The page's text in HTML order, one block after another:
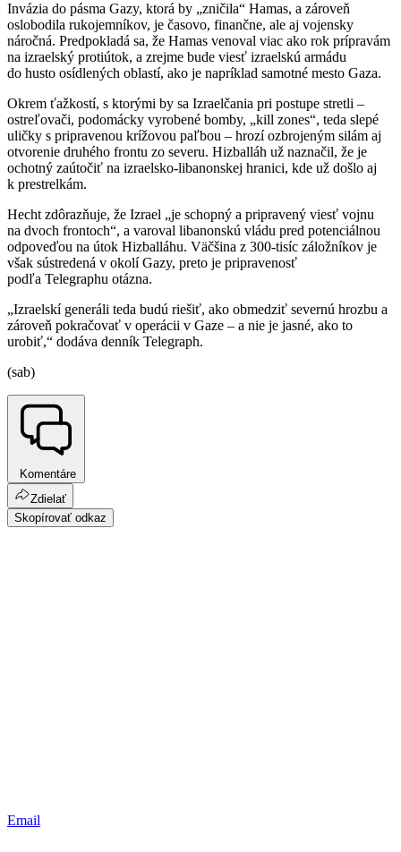
Invázia do pásma Gazy, ktorá by „zničila“ Hamas, a zároveň
oslobodila rukojemníkov, je časovo, finančne, ale aj vojensky
náročná. Predpokladá sa, že Hamas venoval viac ako rok prípravám
na izraelský protiútok, a zrejme bude viesť izraelskú armádu
do husto osídlených oblastí, ako je napríklad samotné mesto Gaza.
Okrem ťažkostí, s ktorými by sa Izraelčania pri postupe stretli –
ostreľovači, podomácky vyrobené bomby, „kill zones“, teda slepé
uličky s pripravenou krížovou paľbou – hrozí ozbrojeným silám aj
otvorenie druhého frontu zo severu. Hizballáh už naznačil, že je
ochotný zaútočiť na izraelsko-libanonskej hranici, kde už došlo aj
k prestrelkám.
Hecht zdôrazňuje, že Izrael „je schopný a pripravený viesť vojnu
na dvoch frontoch“, a varoval libanonskú vládu pred potenciálnou
odpoveďou na útok Hizballáhu. Väčšina z 300-tisíc záložníkov je
však sústredená v okolí Gazy, preto je pripravenosť
podľa Telegraphu otázna.
„Izraelskí generáli teda budú riešiť, ako obmedziť severnú hrozbu a
zároveň pokračovať v operácii v Gaze – a nie je jasné, ako to
urobiť,“ dodáva denník Telegraph.
(sab)
Komentáre
Zdielať
Skopírovať odkaz
Email